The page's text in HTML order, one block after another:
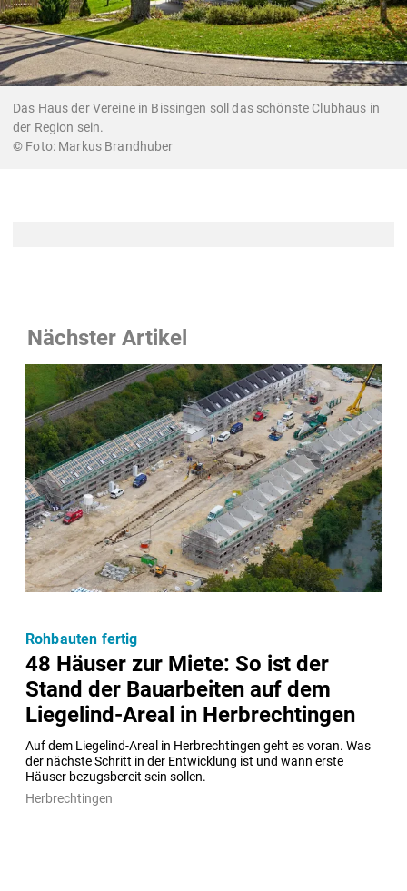
Das Haus der Vereine in Bissingen soll das schönste Clubhaus in
der Region sein.
Markus Brandhuber
Nächster Artikel
48 Häuser zur Miete: So ist der
Stand der Bauarbeiten auf dem
Liegelind-Areal in Herbrechtingen
Auf dem Liegelind-Areal in Herbrechtingen geht es voran. Was
der nächste Schritt in der Entwicklung ist und wann erste
Häuser bezugsbereit sein sollen.
Rohbauten fertig
Herbrechtingen